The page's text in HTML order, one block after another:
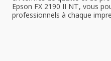
Epson FX 2190 II NT, vous
professionnels à chaque